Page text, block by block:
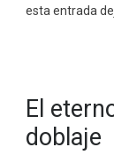
esta entrada
El
doblaje